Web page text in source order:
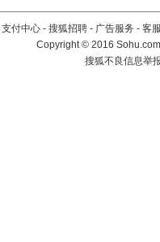
支付中心 - 搜狐招聘 - 广告服务 - 客
Copyright©2016
搜狐不良信息举